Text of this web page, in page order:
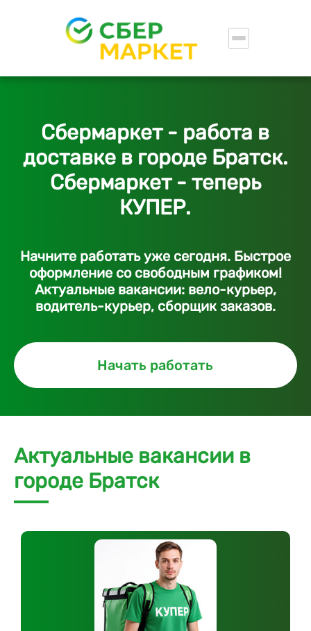
Сбермаркет - работа в
доставке в городе Братск.
Сбермаркет - теперь
КУПЕР.
Начните работать уже сегодня. Быстрое
оформление со свободным графиком!
Актуальные вакансии: вело-курьер,
водитель-курьер, сборщик заказов.
Начать работать
Актуальные вакансии в
городе Братск